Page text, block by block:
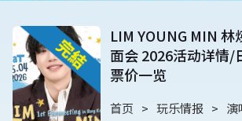
LIM YOUNG MIN
面会 2026活动详情
票价一览
首页 玩乐情报 演